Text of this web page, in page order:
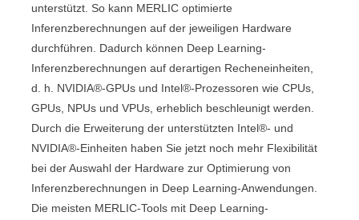
unterstützt. So kann MERLIC optimierte
Inferenzberechnungen auf der jeweiligen Hardware
durchführen. Dadurch können Deep Learning-
Inferenzberechnungen auf derartigen Recheneinheiten,
d. h. NVIDIA®-GPUs und Intel®-Prozessoren wie CPUs,
GPUs, NPUs und VPUs, erheblich beschleunigt werden.
Durch die Erweiterung der unterstützten Intel®- und
NVIDIA®-Einheiten haben Sie jetzt noch mehr Flexibilität
bei der Auswahl der Hardware zur Optimierung von
Inferenzberechnungen in Deep Learning-Anwendungen.
Die meisten MERLIC-Tools mit Deep Learning-